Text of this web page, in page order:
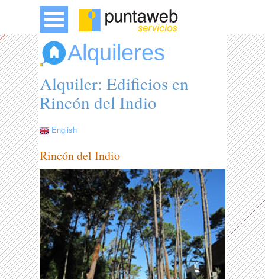
Alquileres
Alquiler: Edificios en
Rincón del Indio
English
Rincón del Indio